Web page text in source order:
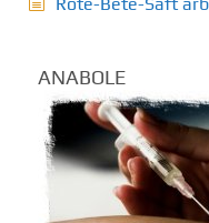
Rote-Bete-Saft
ANABOLE